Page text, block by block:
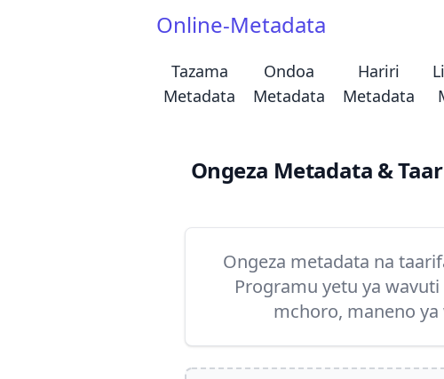
Online-Metadata
Tazama
Metadata
Ondoa
Metadata
Hariri
Metadata
Ongeza Metadata &
Ongeza metadata na
Programu yetu ya
mchoro, maneno